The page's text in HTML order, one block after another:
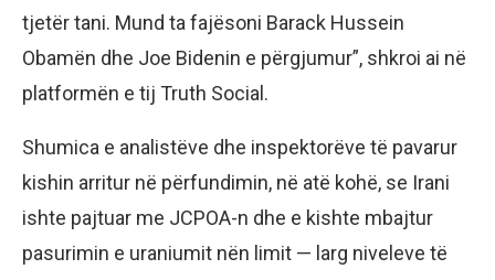
tjetër tani. Mund ta fajësoni Barack Hussein
Obamën dhe Joe Bidenin e përgjumur”, shkroi ai në
platformën e tij Truth Social.
Shumica e analistëve dhe inspektorëve të pavarur
kishin arritur në përfundimin, në atë kohë, se Irani
ishte pajtuar me JCPOA-n dhe e kishte mbajtur
pasurimin e uraniumit nën limit — larg niveleve të